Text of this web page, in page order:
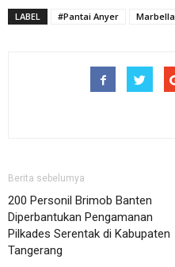
LABEL #Pantai Anyer Marbella
Berita sebelumya
200 Personil Brimob Banten
Diperbantukan Pengamanan
Pilkades Serentak di Kabupaten
Tangerang